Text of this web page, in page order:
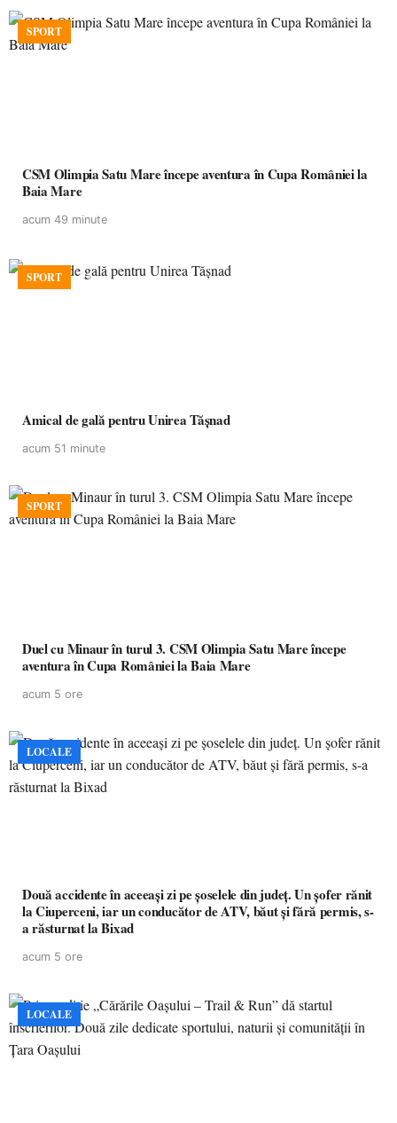
SPORT
CSM Olimpia Satu Mare începe aventura în Cupa României la
Baia Mare
acum 49 minute
SPORT
Amical de gală pentru Unirea Tășnad
acum 51 minute
SPORT
Duel cu Minaur în turul 3. CSM Olimpia Satu Mare începe
aventura în Cupa României la Baia Mare
acum 5 ore
LOCALE
Două accidente în aceeași zi pe șoselele din județ. Un șofer rănit
la Ciuperceni, iar un conducător de ATV, băut și fără permis, s-
a răsturnat la Bixad
acum 5 ore
LOCALE